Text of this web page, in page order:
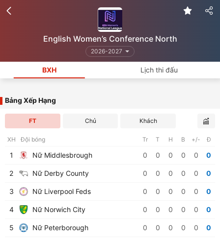
English Women’s Conference North
2026-2027
BXH Lịch thi đấu
Bảng Xếp Hạng
FT Chủ Khách
XH Đội bóng Tr T H B +/- Đ
1 Nữ Middlesbrough 0 0 0 0 0 0
2 Nữ Derby County 0 0 0 0 0 0
3 Nữ Liverpool Feds 0 0 0 0 0 0
4 Nữ Norwich City 0 0 0 0 0 0
5 Nữ Peterborough 0 0 0 0 0 0